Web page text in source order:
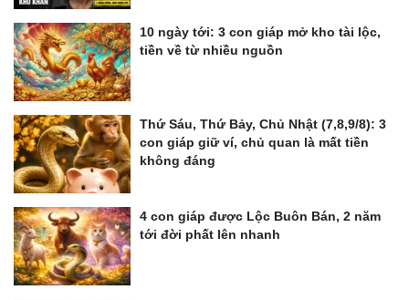
10 ngày tới: 3 con giáp mở kho tài lộc,
tiền về từ nhiều nguồn
Thứ Sáu, Thứ Bảy, Chủ Nhật (7,8,9/8): 3
con giáp giữ ví, chủ quan là mất tiền
không đáng
4 con giáp được Lộc Buôn Bán, 2 năm
tới đời phất lên nhanh